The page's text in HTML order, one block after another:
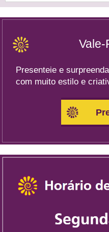
Vale-
Presenteie e
com muito estilo e